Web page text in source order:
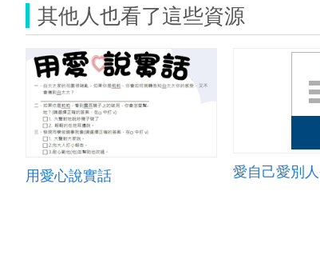
其他人也看了這些資源
用愛心說實話